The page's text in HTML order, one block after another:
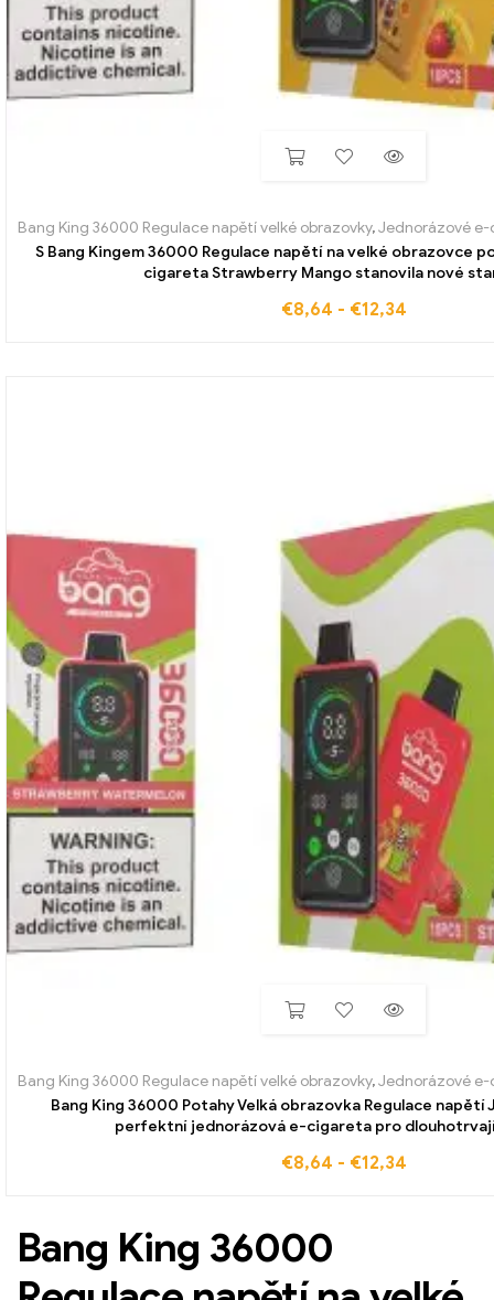
Bang King 36000 Regulace napětí velké obrazovky,Jednorázové e-
S Bang Kingem 36000 Regulace napětí na velké obrazovce
cigareta Strawberry Mango stanovila nové
€8,64 - €12,34
Bang King 36000 Regulace napětí velké obrazovky,Jednorázové
Bang King 36000 Potahy Velká obrazovka Regulace napětí
perfektní jednorázová e-cigareta pro
€8,64 - €12,34
Bang King 36000